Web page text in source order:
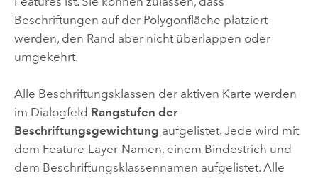
Beschriftungen auf der Polygonfläche platziert
werden, den Rand aber nicht überlappen oder
umgekehrt.
Alle Beschriftungsklassen der aktiven Karte werden
im Dialogfeld Rangstufen der
Beschriftungsgewichtung aufgelistet. Jede wird mit
dem Feature-Layer-Namen, einem Bindestrich und
dem Beschriftungsklassennamen aufgelistet. Alle